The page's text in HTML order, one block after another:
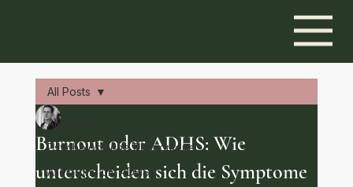
All Posts
Psychologische Phänomene
Alles rund um ADHS
All Posts
Burnout oder ADHS: Wie
unterscheiden sich die Symptome